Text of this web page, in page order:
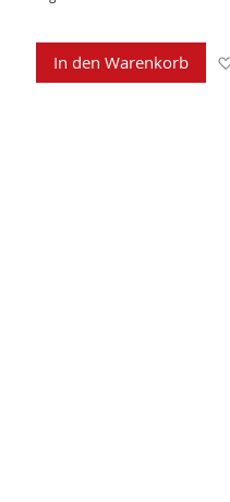
In den Warenkorb